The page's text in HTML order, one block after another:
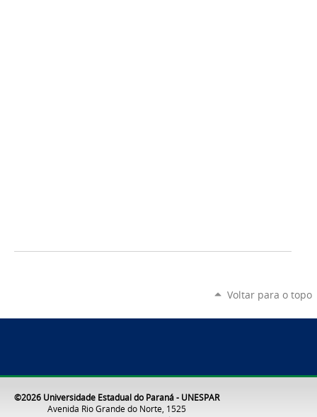
Voltar para o topo
©2026 Universidade Estadual do Paraná - UNESPAR
Avenida Rio Grande do Norte, 1525